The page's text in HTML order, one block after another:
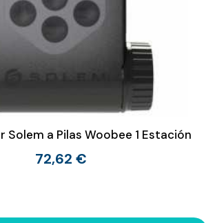
Solem a Pilas Woobee 1 Estación
72,62 €